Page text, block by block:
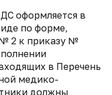
оформляется в
по форме,
2 к приказу №
в Перечень
медико-
должны